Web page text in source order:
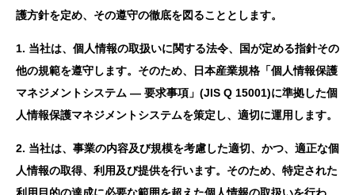
護方針を定め、その遵守の徹底を図ることとします。
1. 当社は、個人情報の取扱いに関する法令、国が定める指針その
他の規範を遵守します。そのため、日本産業規格「個人情報保護
マネジメントシステム — 要求事項」(JIS Q 15001)に準拠した個
人情報保護マネジメントシステムを策定し、適切に運用します。
2. 当社は、事業の内容及び規模を考慮した適切、かつ、適正な個
人情報の取得、利用及び提供を行います。そのため、特定された
利用目的の達成に必要な範囲を超えた個人情報の取扱いを行わ